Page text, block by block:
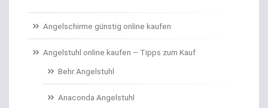
Carp Care
Castingsport
Chatterbaits / Spinnerbaits
Cheburashka Bleie
Angelschirme günstig online kaufen
Angelstuhl online kaufen – Tipps zum Kauf
Behr Angelstuhl
Anaconda Angelstuhl